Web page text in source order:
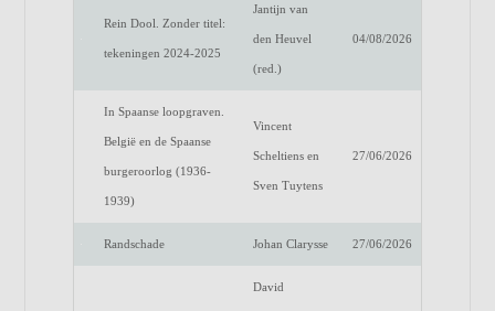
Rein Dool. Zonder titel:
tekeningen 2024-2025
Jantijn van
den Heuvel
(red.)
04/08/2026
In Spaanse loopgraven.
België en de Spaanse
burgeroorlog (1936-
1939)
Vincent
Scheltiens en
Sven Tuytens
27/06/2026
Randschade Johan Clarysse 27/06/2026
David